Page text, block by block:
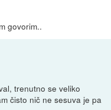
govorim..
trenutno se veliko
čisto nič ne sesuva je pa